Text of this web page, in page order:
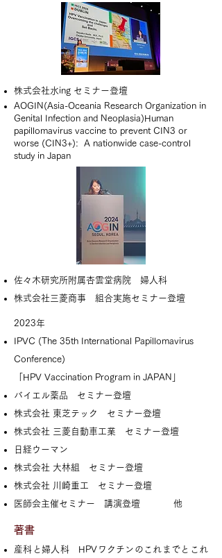
株式会社水ing セミナー登壇
AOGIN(Asia-Oceania Research Organization in
Genital Infection and Neoplasia)Human
papillomavirus vaccine to prevent CIN3 or
worse (CIN3+): A nationwide case-control
study in Japan
佐々木研究所附属杏雲堂病院 婦人科
株式会社三菱商事 組合実施セミナー登壇
2023年
IPVC (The 35th International Papillomavirus
Conference)
「HPV Vaccination Program in JAPAN」
バイエル薬品 セミナー登壇
株式会社 東芝テック セミナー登壇
株式会社 三菱自動車工業 セミナー登壇
日経ウーマン
株式会社 大林組 セミナー登壇
株式会社 川崎重工 セミナー登壇
医師会主催セミナー 講演登壇 他
著書
産科と婦人科 HPVワクチンのこれまでとこれ